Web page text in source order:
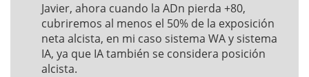
Javier, ahora cuando la ADn pierda +80,
cubriremos al menos el 50% de la exposición
neta alcista, en mi caso sistema WA y sistema
IA, ya que IA también se considera posición
alcista.